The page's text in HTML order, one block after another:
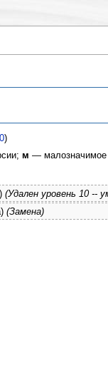
)
м — малозначимое
(Удален уровень 10 --
(Замена)